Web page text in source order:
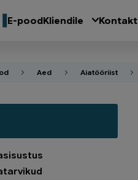
E-poodKliendile Kontakt
Aed Aiatööriist